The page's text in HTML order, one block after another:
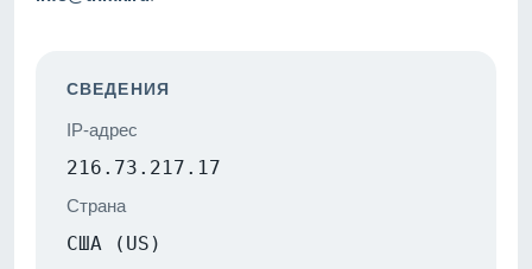
СВЕДЕНИЯ
IP-адрес
216.73.217.17
Страна
США (US)